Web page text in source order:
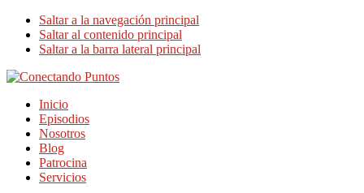
Saltar a la navegación principal
Saltar al contenido principal
Saltar a la barra lateral principal
Inicio
Episodios
Nosotros
Blog
Patrocina
Servicios